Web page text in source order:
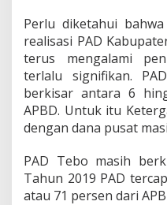
Perlu diketahui
realisasi PAD
terus mengalami
terlalu signifikan.
berkisar antara 6
APBD. Untuk itu
dengan dana pusat
PAD Tebo masih
Tahun 2019 PAD
atau 71 persen dari